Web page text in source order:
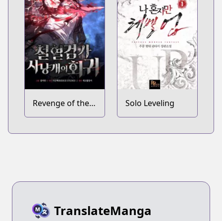
Revenge of the
Baskerville
Solo Leveling
TranslateManga